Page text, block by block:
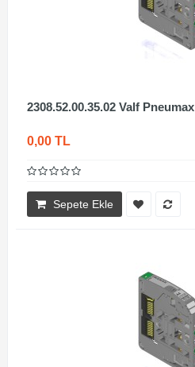
2308.52.00.35.02 Valf Pneumax
0,00 TL
Sepete Ekle